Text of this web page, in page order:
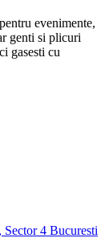
evenimente,
genti si plicuri
gasesti cu
4 Bucuresti